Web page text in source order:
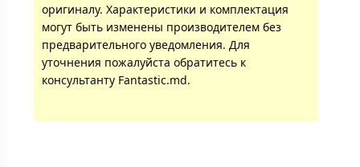
оригиналу. Характеристики и комплектация
могут быть изменены производителем без
предварительного уведомления. Для
уточнения пожалуйста обратитесь к
консультанту Fantastic.md.